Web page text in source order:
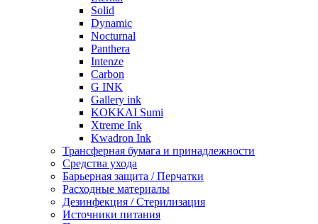
Solid
Dynamic
Nocturnal
Panthera
Intenze
Carbon
G INK
Gallery ink
KOKKAI Sumi
Xtreme Ink
Kwadron Ink
Трансферная бумага и принадлежности
Средства ухода
Барьерная защита / Перчатки
Расходные материалы
Дезинфекция / Стерилизация
Источники питания